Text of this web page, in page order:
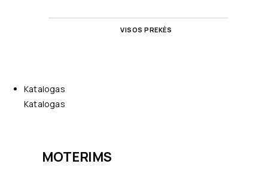
VISOS PREKĖS
Katalogas
Katalogas
MOTERIMS